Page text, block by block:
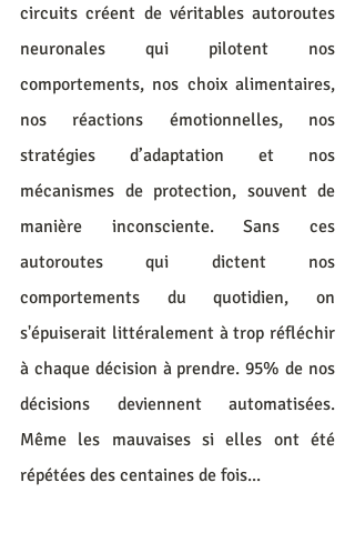
circuits créent de véritables autoroutes
neuronales qui pilotent nos
comportements, nos choix alimentaires,
nos réactions émotionnelles, nos
stratégies d’adaptation et nos
mécanismes de protection, souvent de
manière inconsciente. Sans ces
autoroutes qui dictent nos
comportements du quotidien, on
s'épuiserait littéralement à trop réfléchir
à chaque décision à prendre. 95% de nos
décisions deviennent automatisées.
Même les mauvaises si elles ont été
répétées des centaines de fois...